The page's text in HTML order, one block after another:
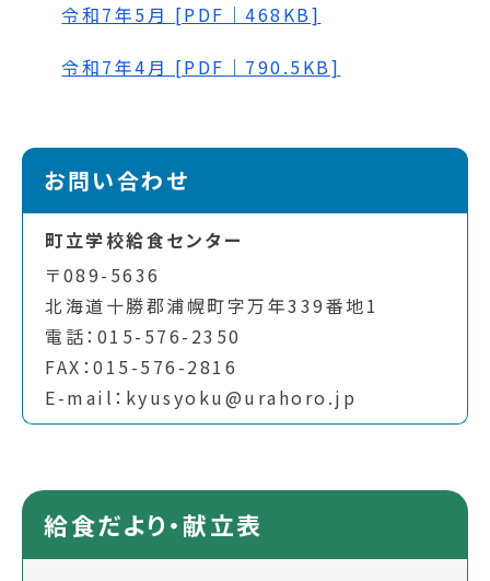
令和7年5月 [PDF｜468KB]
令和7年4月 [PDF｜790.5KB]
お問い合わせ
町立学校給食センター
〒089-5636
北海道十勝郡浦幌町字万年339番地1
電話：015-576-2350
FAX：015-576-2816
E-mail：kyusyoku@urahoro.jp
給食だより・献立表